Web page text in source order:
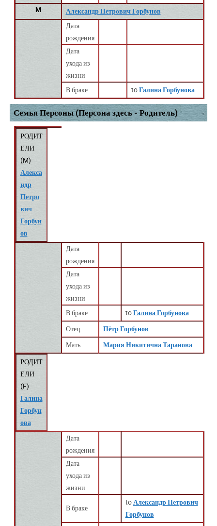
M
Александр Петрович Горбунов
Дата
рождения
Дата
ухода из
жизни
В браке
toГалина Горбунова
Семья Персоны (Персона здесь - Родитель)
РОДИТ
ЕЛИ
(M)
Алекса
ндр
Петро
вич
Горбун
ов
Дата
рождения
Дата
ухода из
жизни
В браке
toГалина Горбунова
Отец Пётр Горбунов
Мать Мария Никитична Таранова
РОДИТ
ЕЛИ
(F)
Галина
Горбун
ова
Дата
рождения
Дата
ухода из
жизни
В браке
to Александр Петрович
Горбунов